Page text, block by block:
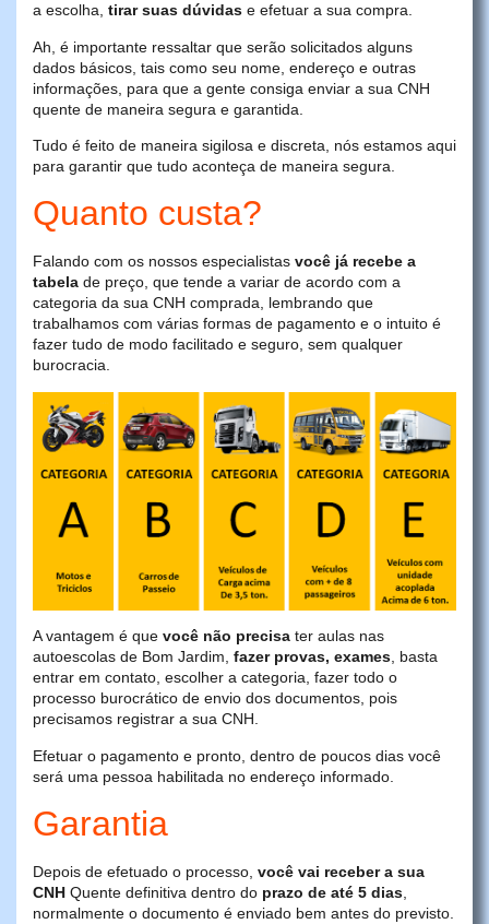
a escolha, tirar suas dúvidas e efetuar a sua compra.
Ah, é importante ressaltar que serão solicitados alguns
dados básicos, tais como seu nome, endereço e outras
informações, para que a gente consiga enviar a sua CNH
quente de maneira segura e garantida.
Tudo é feito de maneira sigilosa e discreta, nós estamos aqui
para garantir que tudo aconteça de maneira segura.
Quanto custa?
Falando com os nossos especialistas você já recebe a
tabela de preço, que tende a variar de acordo com a
categoria da sua CNH comprada, lembrando que
trabalhamos com várias formas de pagamento e o intuito é
fazer tudo de modo facilitado e seguro, sem qualquer
burocracia.
A vantagem é que você não precisa ter aulas nas
autoescolas de Bom Jardim, fazer provas, exames, basta
entrar em contato, escolher a categoria, fazer todo o
processo burocrático de envio dos documentos, pois
precisamos registrar a sua CNH.
Efetuar o pagamento e pronto, dentro de poucos dias você
será uma pessoa habilitada no endereço informado.
Garantia
Depois de efetuado o processo, você vai receber a sua
CNH Quente definitiva dentro do prazo de até 5 dias,
normalmente o documento é enviado bem antes do previsto.